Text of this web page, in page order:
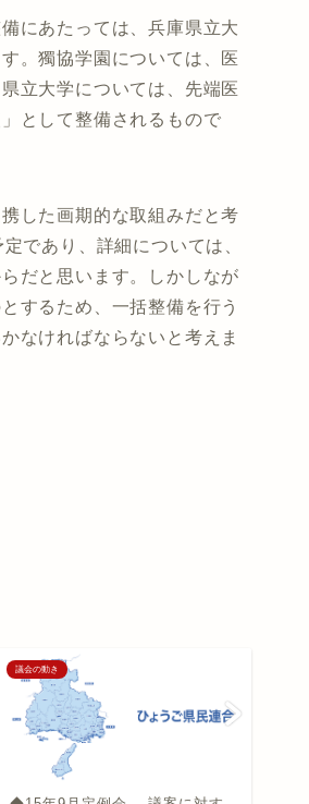
にあたっては、兵庫県立大
。獨協学園については、医
立大学については、先端医
として整備されるもので
した画期的な取組みだと考
であり、詳細については、
だと思います。しかしなが
するため、一括整備を行う
なければならないと考えま
議会の動き